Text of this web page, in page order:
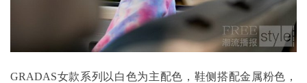
GRADAS女款系列以白色为主配色，鞋侧搭配金属粉色，